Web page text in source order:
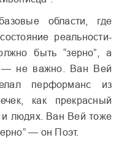
области, где
реальности-
быть “зерно”, а
— не важно. Ван Вей
перформанс из
как прекрасный
и людях. Ван Вей тоже
— он Поэт.